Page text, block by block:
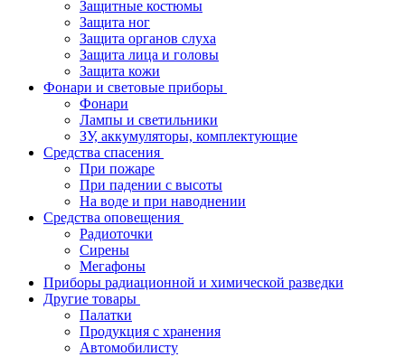
Защитные костюмы
Защита ног
Защита органов слуха
Защита лица и головы
Защита кожи
Фонари и световые приборы
Фонари
Лампы и светильники
ЗУ, аккумуляторы, комплектующие
Средства спасения
При пожаре
При падении с высоты
На воде и при наводнении
Средства оповещения
Радиоточки
Сирены
Мегафоны
Приборы радиационной и химической разведки
Другие товары
Палатки
Продукция с хранения
Автомобилисту